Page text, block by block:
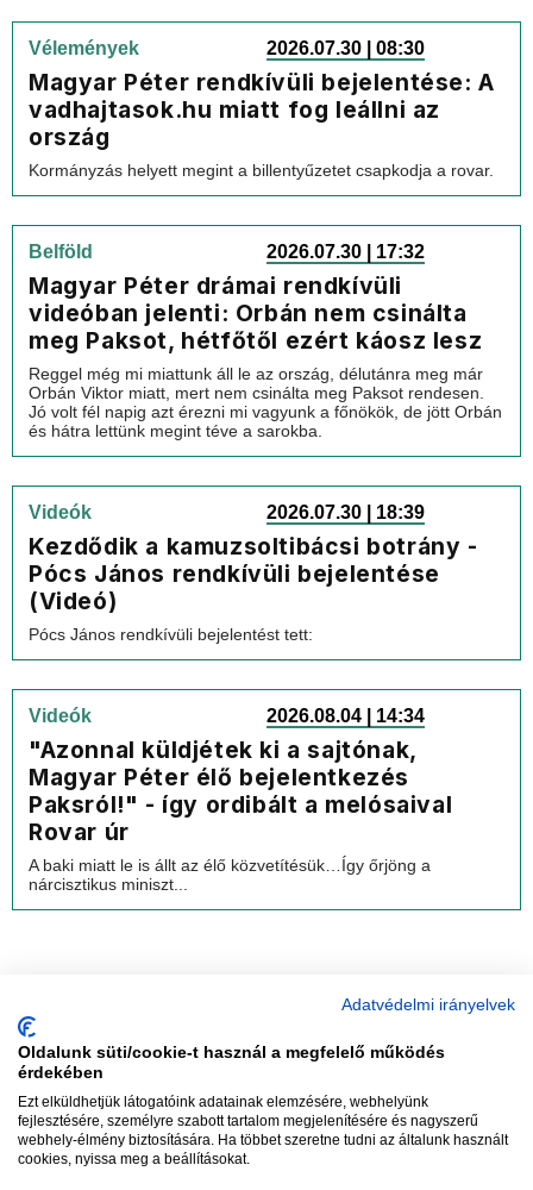
Vélemények 2026.07.30 | 08:30
Magyar Péter rendkívüli bejelentése: A
vadhajtasok.hu miatt fog leállni az
ország
Kormányzás helyett megint a billentyűzetet csapkodja a rovar.
Belföld 2026.07.30 | 17:32
Magyar Péter drámai rendkívüli
videóban jelenti: Orbán nem csinálta
meg Paksot, hétfőtől ezért káosz lesz
Reggel még mi miattunk áll le az ország, délutánra meg már
Orbán Viktor miatt, mert nem csinálta meg Paksot rendesen.
Jó volt fél napig azt érezni mi vagyunk a főnökök, de jött Orbán
és hátra lettünk megint téve a sarokba.
Videók 2026.07.30 | 18:39
Kezdődik a kamuzsoltibácsi botrány -
Pócs János rendkívüli bejelentése
(Videó)
Pócs János rendkívüli bejelentést tett:
Videók 2026.08.04 | 14:34
"Azonnal küldjétek ki a sajtónak,
Magyar Péter élő bejelentkezés
Paksról!" - így ordibált a melósaival
Rovar úr
A baki miatt le is állt az élő közvetítésük…Így őrjöng a
nárcisztikus miniszt...
Szerkesztőség:szerk@vadhajtasok.hu
Modi:moderator@vadhajtasok.hu
Adatvédelmi irányelvek
Oldalunk süti/cookie-t használ a megfelelő működés
érdekében
Ezt elküldhetjük látogatóink adatainak elemzésére, webhelyünk
fejlesztésére, személyre szabott tartalom megjelenítésére és nagyszerű
webhely-élmény biztosítására. Ha többet szeretne tudni az általunk használt
cookies, nyissa meg a beállításokat.